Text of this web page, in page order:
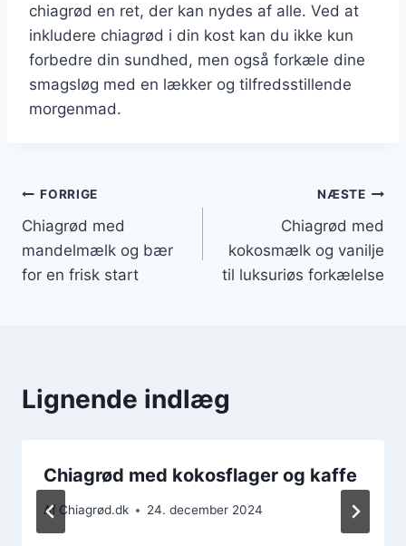
chiagrød en ret, der kan nydes af alle. Ved at
inkludere chiagrød i din kost kan du ikke kun
forbedre din sundhed, men også forkæle dine
smagsløg med en lækker og tilfredsstillende
morgenmad.
Indlægsnavigation
FORRIGE
Chiagrød med
mandelmælk og bær
for en frisk start
NÆSTE
Chiagrød med
kokosmælk og vanilje
til luksuriøs forkælelse
Lignende indlæg
Chiagrød med kokosflager og kaffe
Af Chiagrød.dk 24. december 2024